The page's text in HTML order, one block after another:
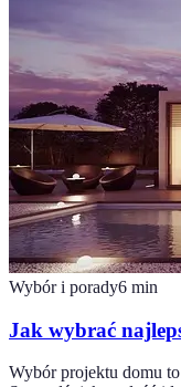
Wybór i porady6 min
Jak wybrać
Wybór projektu domu